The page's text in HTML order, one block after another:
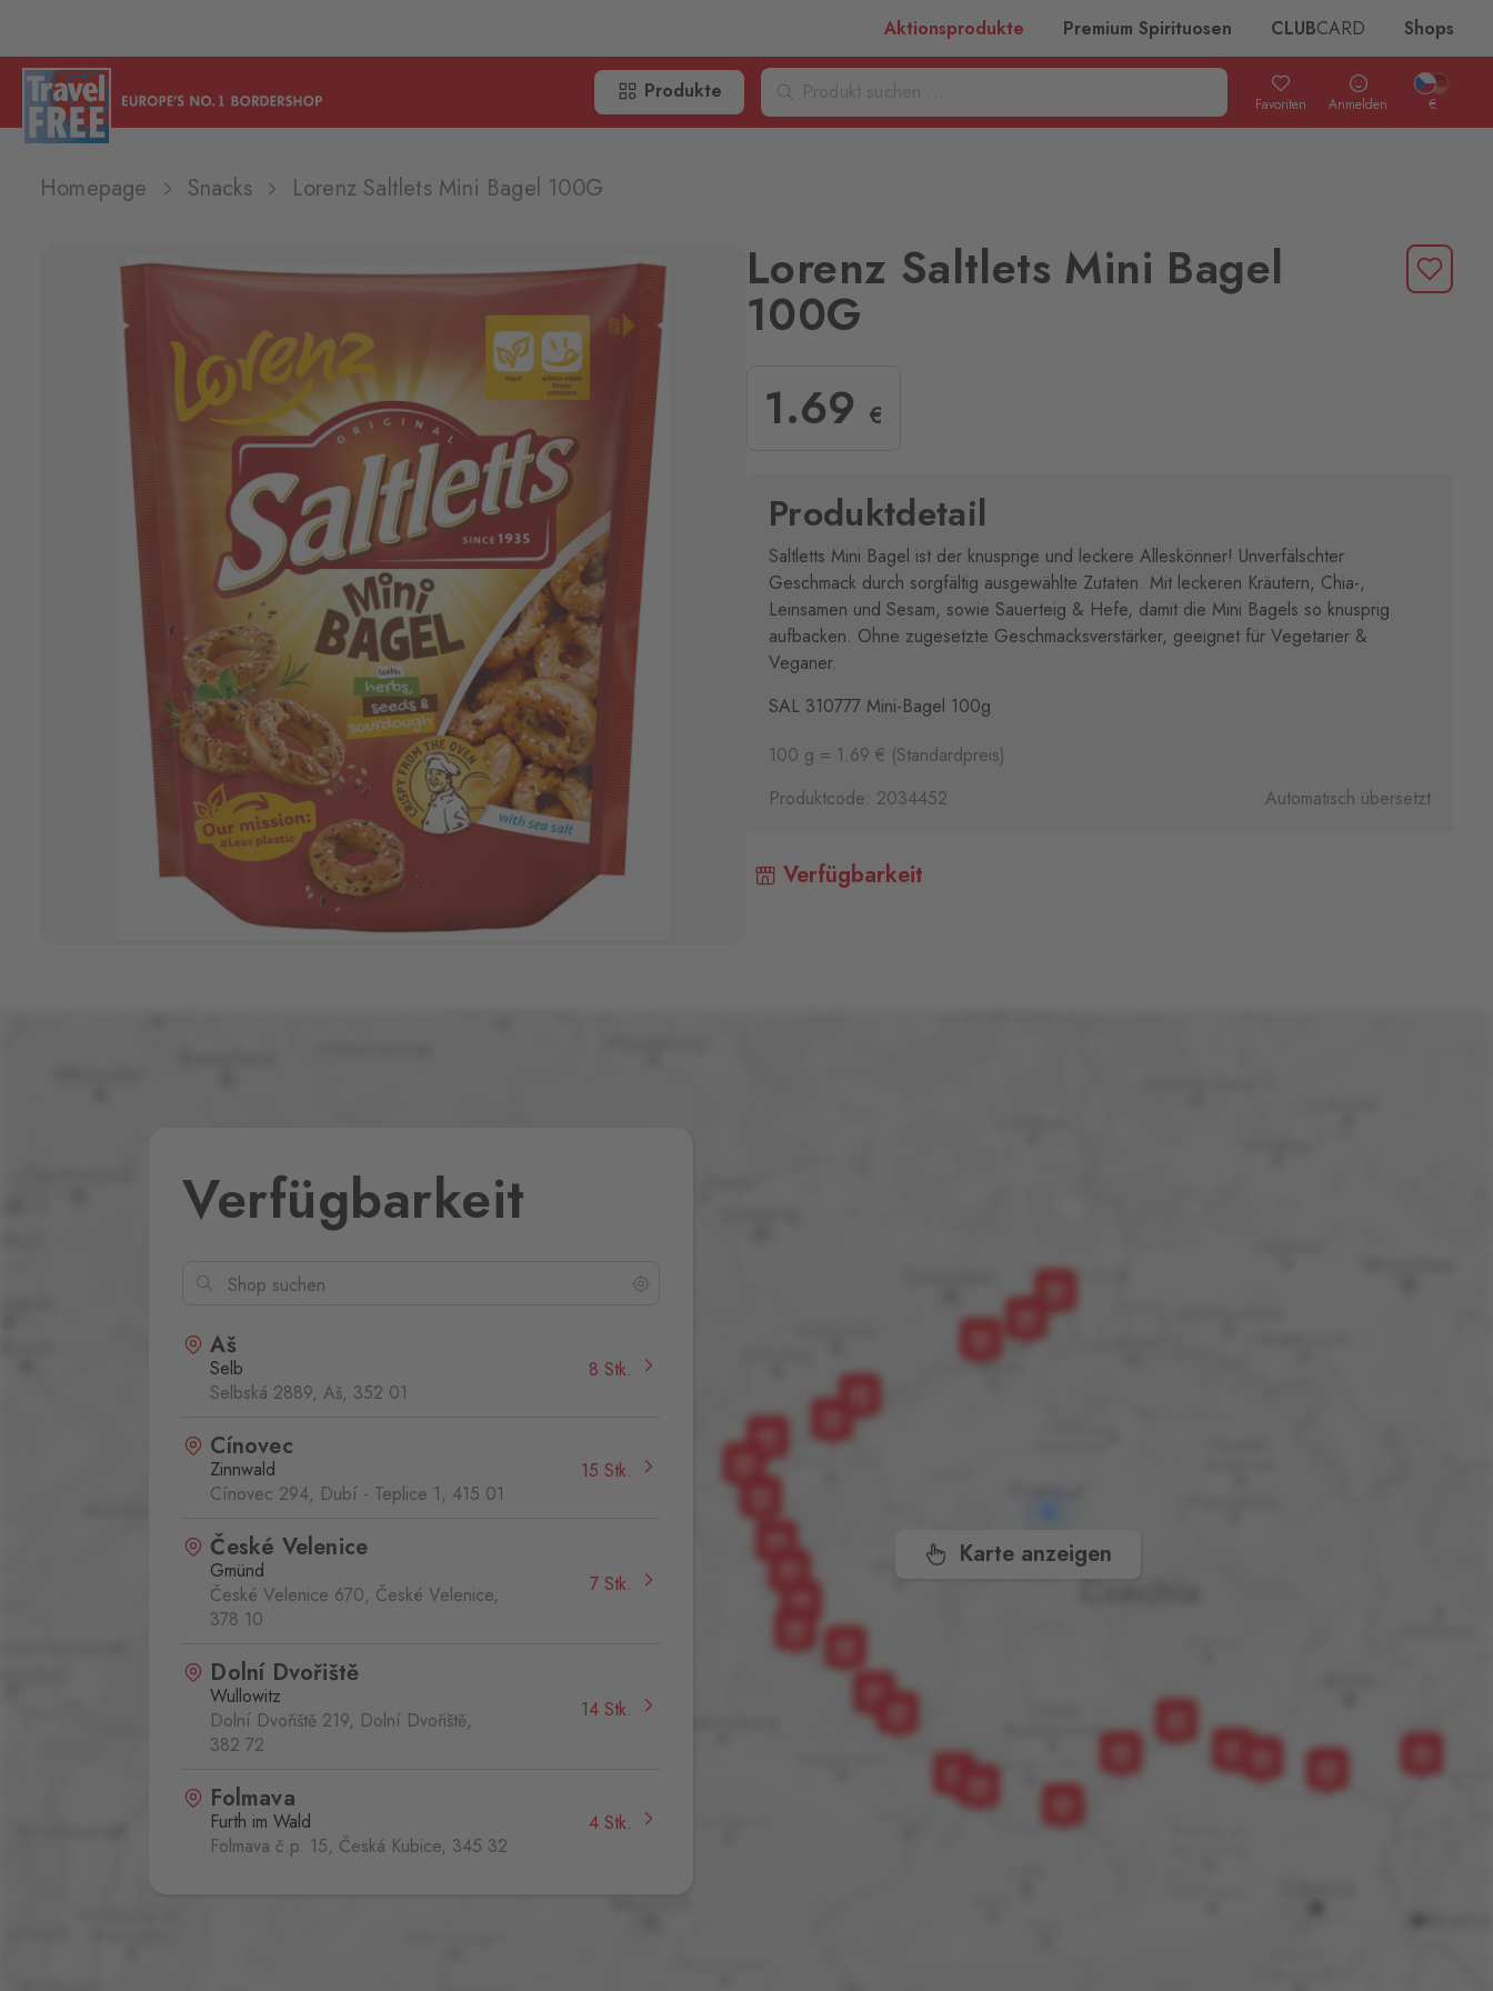
Aktionsprodukte Premium Spirituosen CLUBCARD Shops
Produkte
Favoriten Anmelden €
Homepage Snacks Lorenz Saltlets Mini Bagel 100G
Lorenz Saltlets Mini Bagel
100G
1.69 €
Produktdetail
Saltletts Mini Bagel ist der knusprige und leckere Alleskönner! Unverfälschter
Geschmack durch sorgfältig ausgewählte Zutaten. Mit leckeren Kräutern, Chia-,
Leinsamen und Sesam, sowie Sauerteig & Hefe, damit die Mini Bagels so knusprig
aufbacken. Ohne zugesetzte Geschmacksverstärker, geeignet für Vegetarier &
Veganer.
SAL 310777 Mini-Bagel 100g
100 g = 1.69 € (Standardpreis)
Produktcode: 2034452
Automatisch übersetzt
Verfügbarkeit
Karte anzeigen
Verfügbarkeit
Aš
Selb
Selbská 2889, Aš, 352 01
8 Stk.
Cínovec
Zinnwald
Cínovec 294, Dubí - Teplice 1, 415 01
15 Stk.
České Velenice
Gmünd
České Velenice 670, České Velenice,
378 10
7 Stk.
Dolní Dvořiště
Wullowitz
Dolní Dvořiště 219, Dolní Dvořiště,
382 72
14 Stk.
Folmava
Furth im Wald
Folmava č.p. 15, Česká Kubice, 345 32
4 Stk.